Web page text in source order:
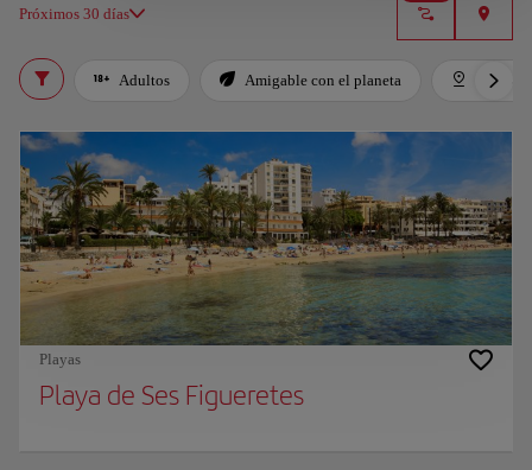
Próximos 30 días
Adultos Amigable con el planeta
Playas
Playa de Ses Figueretes